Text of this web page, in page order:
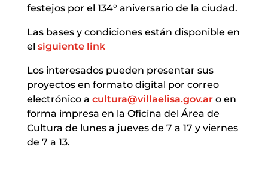
festejos por el 134° aniversario de la ciudad.
Las bases y condiciones están disponible en
el siguiente link
Los interesados pueden presentar sus
proyectos en formato digital por correo
electrónico a cultura@villaelisa.gov.aro en
forma impresa en la Oficina del Área de
Cultura de lunes a jueves de 7 a 17 y viernes
de 7 a 13.